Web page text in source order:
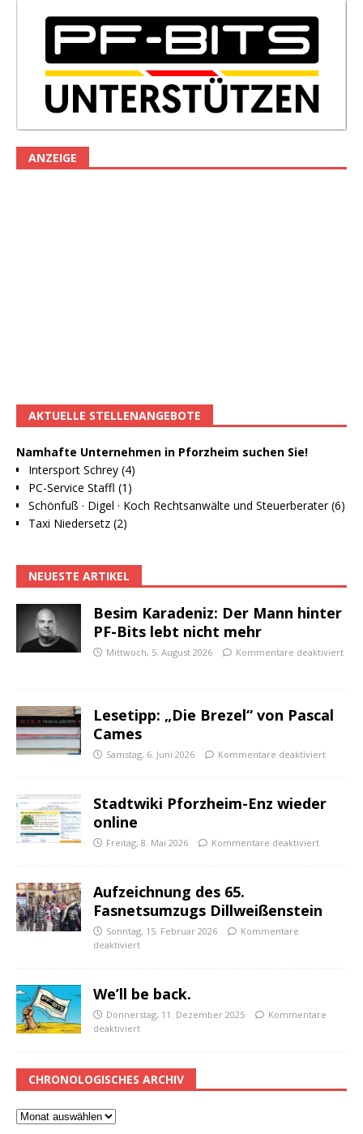
ANZEIGE
AKTUELLE STELLENANGEBOTE
Namhafte Unternehmen in Pforzheim suchen Sie!
Intersport Schrey (4)
PC-Service Staffl (1)
Schönfuß · Digel · Koch Rechtsanwälte und Steuerberater (6)
Taxi Niedersetz (2)
NEUESTE ARTIKEL
Besim Karadeniz: Der Mann hinter
PF-Bits lebt nicht mehr
Mittwoch, 5. August 2026 Kommentare deaktiviert
Lesetipp: „Die Brezel“ von Pascal
Cames
Samstag, 6. Juni 2026 Kommentare deaktiviert
Stadtwiki Pforzheim-Enz wieder
online
Freitag, 8. Mai 2026 Kommentare deaktiviert
Aufzeichnung des 65.
Fasnetsumzugs Dillweißenstein
Sonntag, 15. Februar 2026
Kommentare
deaktiviert
We’ll be back.
Donnerstag, 11. Dezember 2025
Kommentare
deaktiviert
CHRONOLOGISCHES ARCHIV